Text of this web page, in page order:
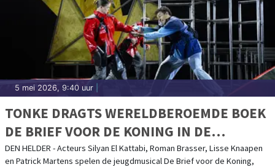
5 mei 2026, 9:40 uur
TONKE DRAGTS WERELDBEROEMDE BOEK
DE BRIEF VOOR DE KONING IN DE
THEATERS
DEN HELDER - Acteurs Silyan El Kattabi, Roman Brasser, Lisse Knaapen
en Patrick Martens spelen de jeugdmusical De Brief voor de Koning,